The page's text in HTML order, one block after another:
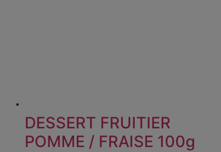
DESSERT FRUITIER
POMME / FRAISE 100g